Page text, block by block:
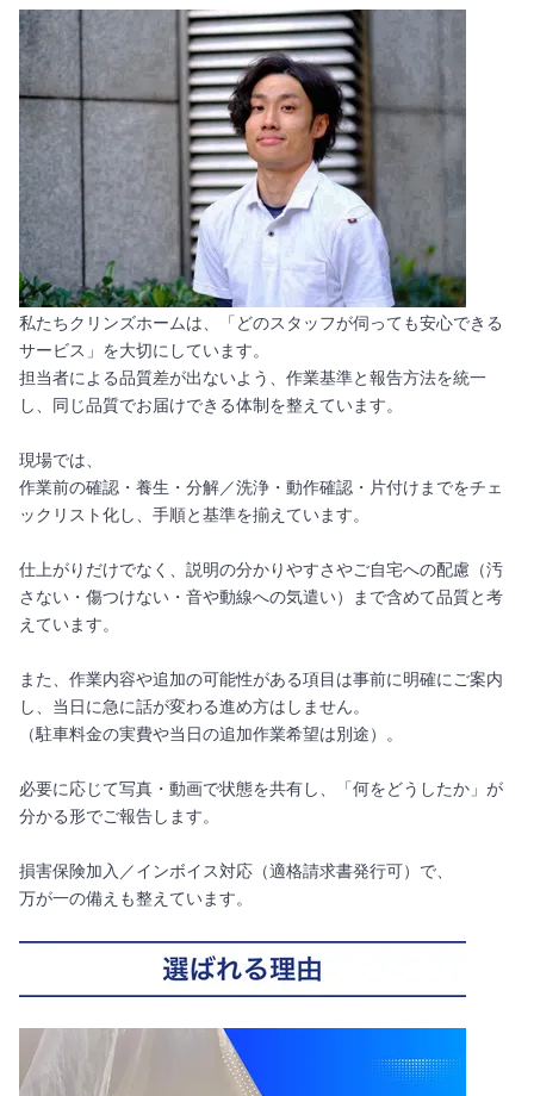
私たちクリンズホームは、「どのスタッフが伺っても安心できる
サービス」を大切にしています。
担当者による品質差が出ないよう、作業基準と報告方法を統一
し、同じ品質でお届けできる体制を整えています。
現場では、
作業前の確認・養生・分解／洗浄・動作確認・片付けまでをチェ
ックリスト化し、手順と基準を揃えています。
仕上がりだけでなく、説明の分かりやすさやご自宅への配慮（汚
さない・傷つけない・音や動線への気遣い）まで含めて品質と考
えています。
また、作業内容や追加の可能性がある項目は事前に明確にご案内
し、当日に急に話が変わる進め方はしません。
（駐車料金の実費や当日の追加作業希望は別途）。
必要に応じて写真・動画で状態を共有し、「何をどうしたか」が
分かる形でご報告します。
損害保険加入／インボイス対応（適格請求書発行可）で、
万が一の備えも整えています。